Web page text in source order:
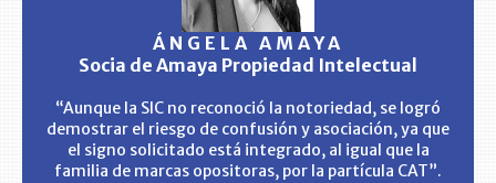
ÁNGELA AMAYA
Socia de Amaya Propiedad Intelectual
“Aunque la SIC no reconoció la notoriedad, se logró
demostrar el riesgo de confusión y asociación, ya que
el signo solicitado está integrado, al igual que la
familia de marcas opositoras, por la partícula CAT”.